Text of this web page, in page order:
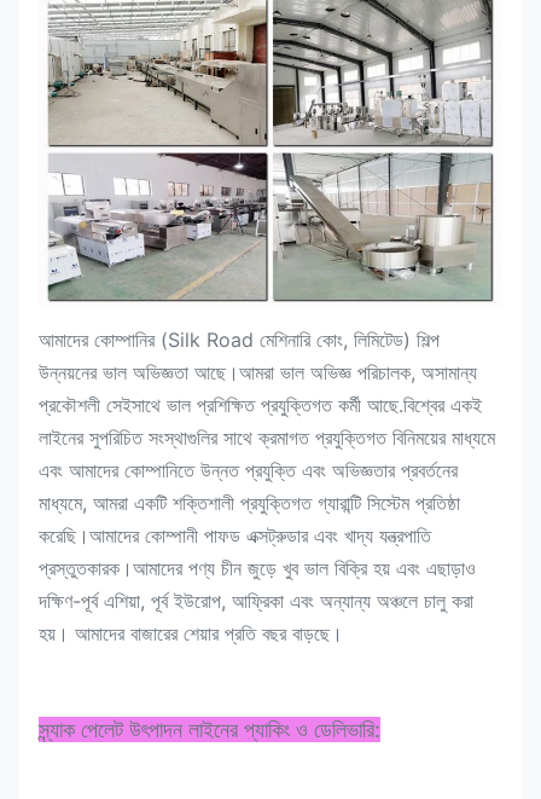
আমাদের কোম্পানির (Silk Road মেশিনারি কোং, লিমিটেড) শিল্প
উন্নয়নের ভাল অভিজ্ঞতা আছে।আমরা ভাল অভিজ্ঞ পরিচালক, অসামান্য
প্রকৌশলী সেইসাথে ভাল প্রশিক্ষিত প্রযুক্তিগত কর্মী আছে.বিশ্বের একই
লাইনের সুপরিচিত সংস্থাগুলির সাথে ক্রমাগত প্রযুক্তিগত বিনিময়ের মাধ্যমে
এবং আমাদের কোম্পানিতে উন্নত প্রযুক্তি এবং অভিজ্ঞতার প্রবর্তনের
মাধ্যমে, আমরা একটি শক্তিশালী প্রযুক্তিগত গ্যারান্টি সিস্টেম প্রতিষ্ঠা
করেছি।আমাদের কোম্পানী পাফড এক্সট্রুডার এবং খাদ্য যন্ত্রপাতি
প্রস্তুতকারক।আমাদের পণ্য চীন জুড়ে খুব ভাল বিক্রি হয় এবং এছাড়াও
দক্ষিণ-পূর্ব এশিয়া, পূর্ব ইউরোপ, আফ্রিকা এবং অন্যান্য অঞ্চলে চালু করা
হয়। আমাদের বাজারের শেয়ার প্রতি বছর বাড়ছে।
স্ন্যাক পেলেট উৎপাদন লাইনের প্যাকিং ও ডেলিভারি: